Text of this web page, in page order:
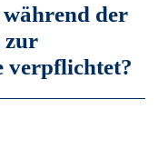
der
zur
verpflichtet?